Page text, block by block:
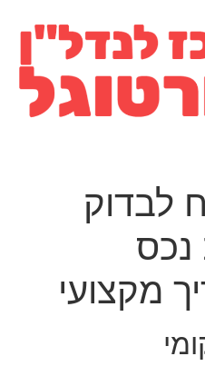
לבדוק
נכס
מקצועי